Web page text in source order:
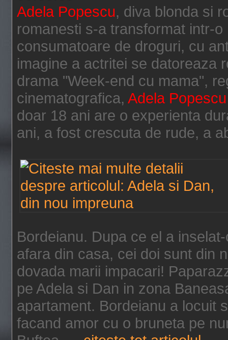
Adela Popescu, diva blonda si
romanesti s-a transformat intr-
consumatoare de droguri, cu
imagine a actritei se datoreaza
drama "Week-end cu mama",
cinematografica, Adela Popescu
doar 18 ani are o experienta
ani, a fost crescuta de rude, a
Bordeianu. Dupa ce el a
afara din casa, cei doi sunt din
dovada marii impacari!
pe Adela si Dan in zona
apartament. Bordeianu a locuit
facand amor cu o bruneta pe